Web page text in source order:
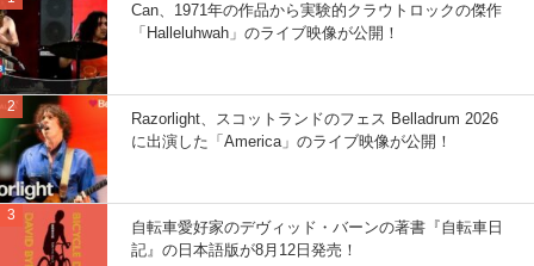
Can、1971年の作品から実験的クラウトロックの傑作
「Halleluhwah」のライブ映像が公開！
Razorlight、スコットランドのフェス Belladrum 2026
に出演した「America」のライブ映像が公開！
自転車愛好家のデヴィッド・バーンの著書『自転車日
記』の日本語版が8月12日発売！